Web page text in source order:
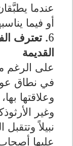
عندما
أو فيما
6. تعترف
القديمة
على الرغم
في نطاق
وعلاقتها
وغير
نبيلاً
عليها